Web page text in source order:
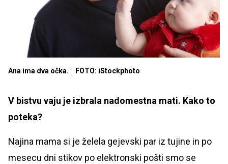
Ana ima dva očka. FOTO: iStockphoto
V bistvu vaju je izbrala nadomestna mati. Kako to
poteka?
Najina mama si je želela gejevski par iz tujine in po
mesecu dni stikov po elektronski pošti smo se